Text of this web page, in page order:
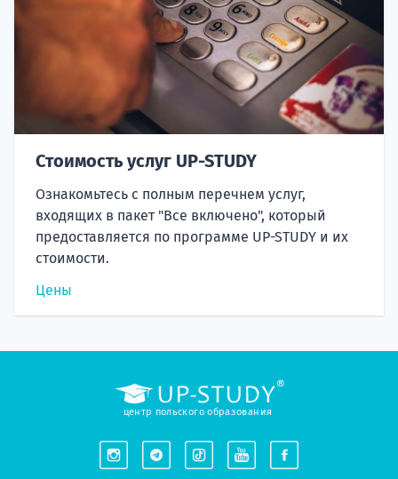
Стоимость услуг UP-STUDY
Ознакомьтесь с полным перечнем услуг,
входящих в пакет "Все включено", который
предоставляется по программе UP-STUDY и их
стоимости.
Цены
центр польского образования